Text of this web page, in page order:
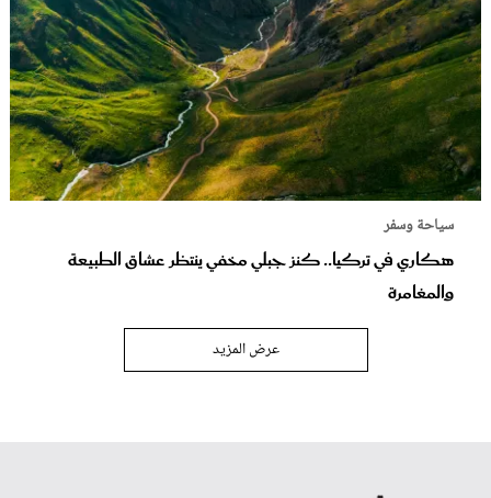
سياحة وسفر
هكاري في تركيا.. كنز جبلي مخفي ينتظر عشاق الطبيعة
والمغامرة
عرض المزيد